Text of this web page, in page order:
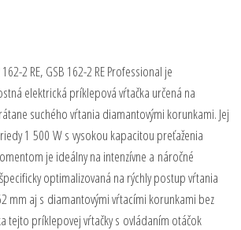
2 RE, GSB 162-2 RE Professional je
elektrická príklepová vŕtačka určená na
suchého vŕtania diamantovými korunkami. Jej
1 500 W s vysokou kapacitou preťaženia
je ideálny na intenzívne a náročné
optimalizovaná na rýchly postup vŕtania
mm aj s diamantovými vŕtacími korunkami bez
tejto príklepovej vŕtačky s ovládaním otáčok